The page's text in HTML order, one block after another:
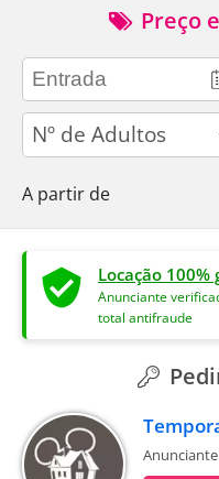
Preço
adults
A partir de
Locação 100%
Anunciante
total antifraude